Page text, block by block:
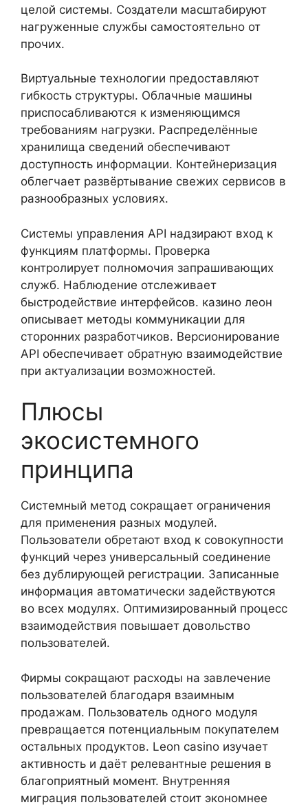
целой системы. Создатели масштабируют
нагруженные службы самостоятельно от
прочих.
Виртуальные технологии предоставляют
гибкость структуры. Облачные машины
приспосабливаются к изменяющимся
требованиям нагрузки. Распределённые
хранилища сведений обеспечивают
доступность информации. Контейнеризация
облегчает развёртывание свежих сервисов в
разнообразных условиях.
Системы управления API надзирают вход к
функциям платформы. Проверка
контролирует полномочия запрашивающих
служб. Наблюдение отслеживает
быстродействие интерфейсов. казино леон
описывает методы коммуникации для
сторонних разработчиков. Версионирование
API обеспечивает обратную взаимодействие
при актуализации возможностей.
Плюсы
экосистемного
принципа
Системный метод сокращает ограничения
для применения разных модулей.
Пользователи обретают вход к совокупности
функций через универсальный соединение
без дублирующей регистрации. Записанные
информация автоматически задействуются
во всех модулях. Оптимизированный процесс
взаимодействия повышает довольство
пользователей.
Фирмы сокращают расходы на завлечение
пользователей благодаря взаимным
продажам. Пользователь одного модуля
превращается потенциальным покупателем
остальных продуктов. Leon casino изучает
активность и даёт релевантные решения в
благоприятный момент. Внутренняя
миграция пользователей стоит экономнее